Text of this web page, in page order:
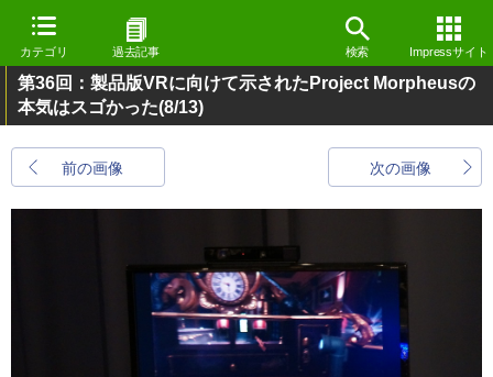
カテゴリ 過去記事 検索 Impressサイト
第36回：製品版VRに向けて示されたProject Morpheusの
本気はスゴかった(8/13)
前の画像 次の画像